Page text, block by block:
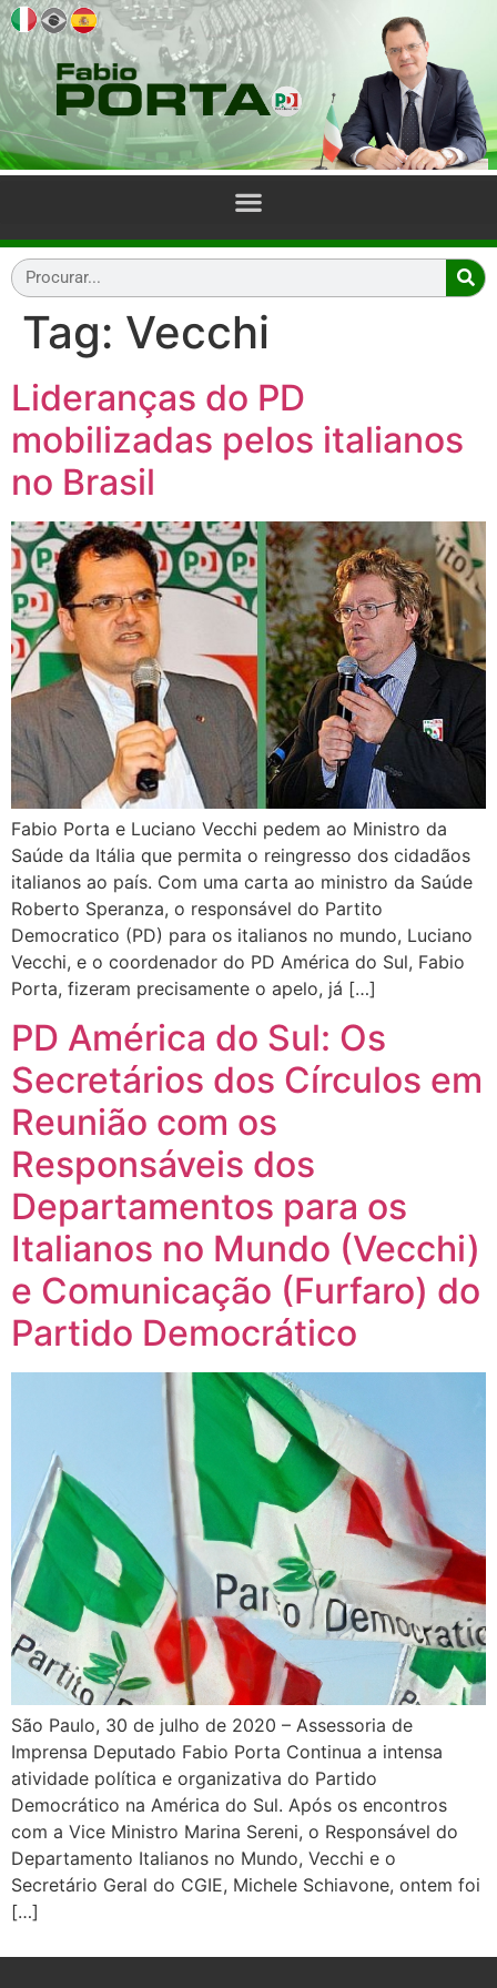
Tag: Vecchi
Lideranças do PD
mobilizadas pelos italianos
no Brasil
Fabio Porta e Luciano Vecchi pedem ao Ministro da
Saúde da Itália que permita o reingresso dos cidadãos
italianos ao país. Com uma carta ao ministro da Saúde
Roberto Speranza, o responsável do Partito
Democratico (PD) para os italianos no mundo, Luciano
Vecchi, e o coordenador do PD América do Sul, Fabio
Porta, fizeram precisamente o apelo, já […]
PD América do Sul: Os
Secretários dos Círculos em
Reunião com os
Responsáveis dos
Departamentos para os
Italianos no Mundo (Vecchi)
e Comunicação (Furfaro) do
Partido Democrático
São Paulo, 30 de julho de 2020 – Assessoria de
Imprensa Deputado Fabio Porta Continua a intensa
atividade política e organizativa do Partido
Democrático na América do Sul. Após os encontros
com a Vice Ministro Marina Sereni, o Responsável do
Departamento Italianos no Mundo, Vecchi e o
Secretário Geral do CGIE, Michele Schiavone, ontem foi
[…]